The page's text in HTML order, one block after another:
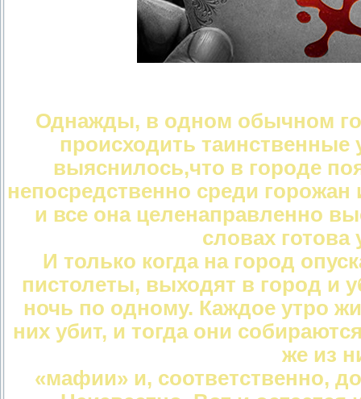
Однажды, в одном обычном
происходить таинственные
выяснилось,что в городе
непосредственно среди горожан
и все она целенаправленно
словах
И только когда на город
пистолеты, выходят в город и
ночь по одному. Каждое утро
них убит, и тогда они
же из
«мафии» и, соответственно,